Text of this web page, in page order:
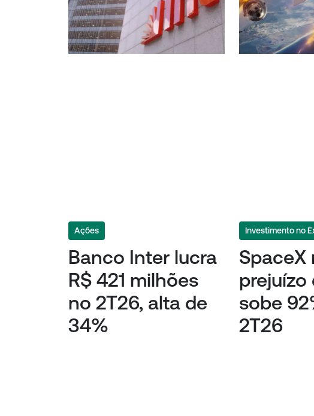
Ações
Banco Inter lucra
R$ 421 milhões
no 2T26, alta de
34%
Investimento no
SpaceX
prejuízo
sobe
2T26